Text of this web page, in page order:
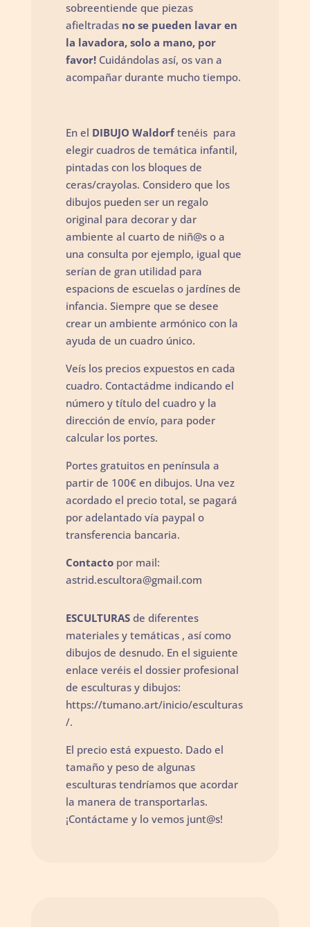
sobreentiende que piezas
afieltradas no se pueden lavar en
la lavadora, solo a mano, por
favor! Cuidándolas así, os van a
acompañar durante mucho tiempo.
En el DIBUJO Waldorftenéis para
elegir cuadros de temática infantil,
pintadas con los bloques de
ceras/crayolas. Considero que los
dibujos pueden ser un regalo
original para decorar y dar
ambiente al cuarto de niñ@s o a
una consulta por ejemplo, igual que
serían de gran utilidad para
espacions de escuelas o jardínes de
infancia. Siempre que se desee
crear un ambiente armónico con la
ayuda de un cuadro único.
Veís los precios expuestos en cada
cuadro. Contactádme indicando el
número y título del cuadro y la
dirección de envío, para poder
calcular los portes.
Portes gratuitos en península a
partir de 100€ en dibujos. Una vez
acordado el precio total, se pagará
por adelantado vía paypal o
transferencia bancaria.
Contactopor mail:
astrid.escultora@gmail.com
ESCULTURASde diferentes
materiales y temáticas , así como
dibujos de desnudo. En el siguiente
enlace veréis el dossier profesional
de esculturas y dibujos:
https://tumano.art/inicio/esculturas
/.
El precio está expuesto. Dado el
tamaño y peso de algunas
esculturas tendríamos que acordar
la manera de transportarlas.
¡Contáctame y lo vemos junt@s!